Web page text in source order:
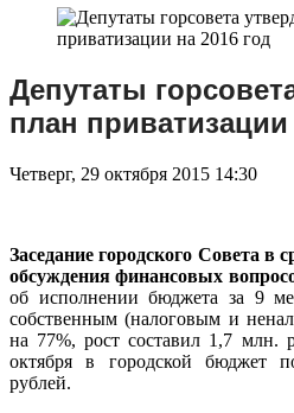
Депутаты
план приватизации
Четверг, 29 октября 2015 14:30
Заседание городского Совета в
обсуждения финансовых
об исполнении бюджета за 9
собственным (налоговым и
на 77%, рост составил 1,7 млн.
октября в городской бюджет
рублей.